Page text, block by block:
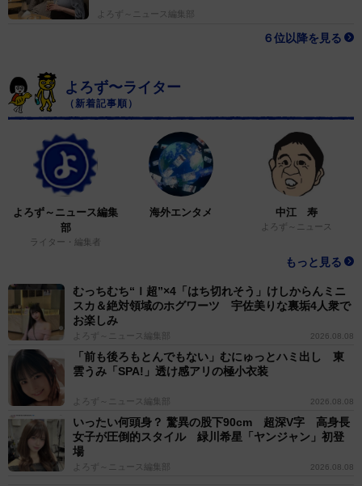
よろず～ニュース編集部
６位以降を見る
よろず〜ライター
（新着記事順）
よろず～ニュース編集
部
ライター・編集者
海外エンタメ 中江 寿
よろず～ニュース
もっと見る
むっちむち“Ｉ超”×4「はち切れそう」けしからんミニ
スカ＆絶対領域のホグワーツ 宇佐美りな裏垢4人衆で
お楽しみ
よろず～ニュース編集部 2026.08.08
「前も後ろもとんでもない」むにゅっとハミ出し 東
雲うみ「SPA!」透け感アリの極小衣装
よろず～ニュース編集部 2026.08.08
いったい何頭身？ 驚異の股下90cm 超深V字 高身長
女子が圧倒的スタイル 緑川希星「ヤンジャン」初登
場
よろず～ニュース編集部 2026.08.08